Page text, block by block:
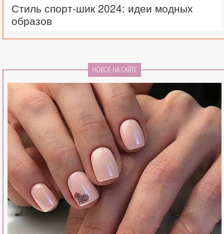
Стиль спорт-шик 2024: идеи модных
образов
НОВОЕ НА САЙТЕ